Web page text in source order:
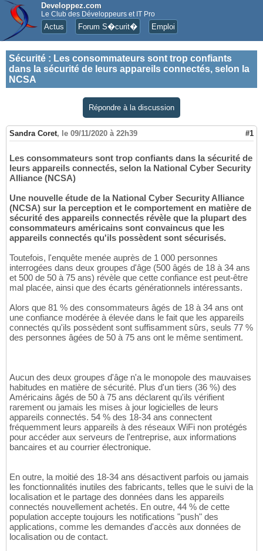
Developpez.com
Le Club des Développeurs et IT Pro
Actus Forum S�curit� Emploi
Sécurité : Les consommateurs sont trop confiants
dans la sécurité de leurs appareils connectés, selon la
NCSA
Répondre à la discussion
Sandra Coret, le 09/11/2020 à 22h39 #1
Les consommateurs sont trop confiants dans la sécurité de
leurs appareils connectés, selon la National Cyber Security
Alliance (NCSA)
Une nouvelle étude de la National Cyber Security Alliance
(NCSA) sur la perception et le comportement en matière de
sécurité des appareils connectés révèle que la plupart des
consommateurs américains sont convaincus que les
appareils connectés qu'ils possèdent sont sécurisés.
Toutefois, l'enquête menée auprès de 1 000 personnes
interrogées dans deux groupes d'âge (500 âgés de 18 à 34 ans
et 500 de 50 à 75 ans) révèle que cette confiance est peut-être
mal placée, ainsi que des écarts générationnels intéressants.
Alors que 81 % des consommateurs âgés de 18 à 34 ans ont
une confiance modérée à élevée dans le fait que les appareils
connectés qu'ils possèdent sont suffisamment sûrs, seuls 77 %
des personnes âgées de 50 à 75 ans ont le même sentiment.
Aucun des deux groupes d'âge n'a le monopole des mauvaises
habitudes en matière de sécurité. Plus d'un tiers (36 %) des
Américains âgés de 50 à 75 ans déclarent qu'ils vérifient
rarement ou jamais les mises à jour logicielles de leurs
appareils connectés. 54 % des 18-34 ans connectent
fréquemment leurs appareils à des réseaux WiFi non protégés
pour accéder aux serveurs de l'entreprise, aux informations
bancaires et au courrier électronique.
En outre, la moitié des 18-34 ans désactivent parfois ou jamais
les fonctionnalités inutiles des fabricants, telles que le suivi de la
localisation et le partage des données dans les appareils
connectés nouvellement achetés. En outre, 44 % de cette
population accepte toujours les notifications "push" des
applications, comme les demandes d'accès aux données de
localisation ou de contact.